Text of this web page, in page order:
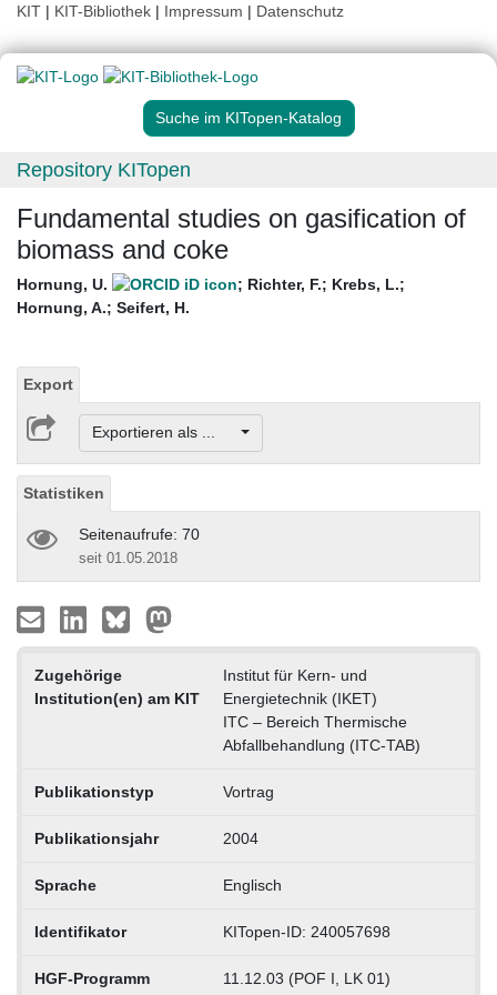
KIT | KIT-Bibliothek | Impressum | Datenschutz
Suche im KITopen-Katalog
Repository KITopen
Fundamental studies on gasification of
biomass and coke
Hornung, U. ; Richter, F.; Krebs, L.;
Hornung, A.; Seifert, H.
Export
Exportieren als ...
Statistiken
Seitenaufrufe: 70
seit 01.05.2018
Zugehörige
Institution(en) am KIT
Institut für Kern- und
Energietechnik (IKET)
ITC – Bereich Thermische
Abfallbehandlung (ITC-TAB)
Publikationstyp Vortrag
Publikationsjahr 2004
Sprache Englisch
Identifikator KITopen-ID: 240057698
HGF-Programm
11.12.03 (POF I, LK 01)